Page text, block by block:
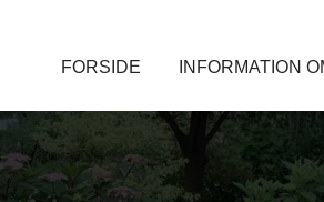
FORSIDE INFORMATION